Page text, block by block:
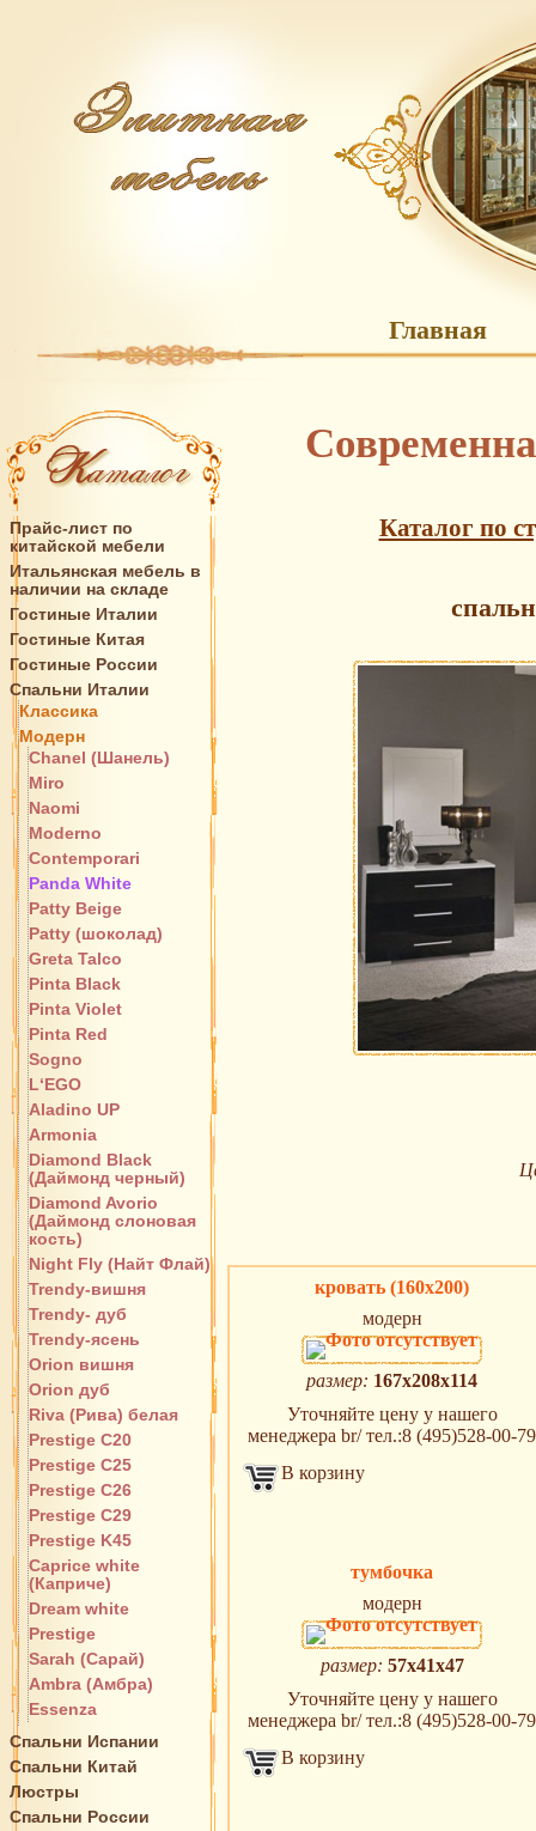
Главная
Прайс-лист по
китайской мебели
Итальянская мебель в
наличии на складе
Гостиные Италии
Гостиные Китая
Гостиные России
Спальни Италии
Классика
Модерн
Chanel (Шанель)
Miro
Naomi
Moderno
Contemporari
Panda White
Patty Beige
Patty (шоколад)
Greta Talco
Pinta Black
Pinta Violet
Pinta Red
Sogno
L‘EGO
Aladino UP
Armonia
Diamond Black
(Даймонд черный)
Diamond Avorio
(Даймонд слоновая
кость)
Night Fly (Найт Флай)
Trendy-вишня
Trendy- дуб
Trendy-ясень
Orion вишня
Orion дуб
Riva (Рива) белая
Prestige C20
Prestige C25
Prestige C26
Prestige C29
Prestige K45
Caprice white
(Каприче)
Dream white
Prestige
Sarah (Сарай)
Ambra (Амбра)
Essenza
Спальни Испании
Спальни Китай
Люстры
Спальни России
Каталог по
кровать (160х200)
модерн
размер: 167x208x114
Уточняйте цену у нашего
менеджера br/ тел.:8 (495)528-00-79
В корзину
тумбочка
модерн
размер: 57x41x47
Уточняйте цену у нашего
менеджера br/ тел.:8 (495)528-00-79
В корзину